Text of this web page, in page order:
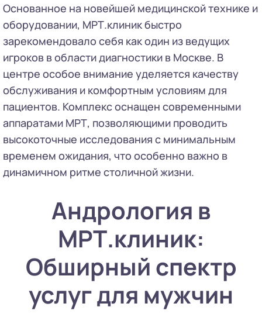
Основанное на новейшей медицинской технике и
оборудовании, МРТ.клиник быстро
зарекомендовало себя как один из ведущих
игроков в области диагностики в Москве. В
центре особое внимание уделяется качеству
обслуживания и комфортным условиям для
пациентов. Комплекс оснащен современными
аппаратами МРТ, позволяющими проводить
высокоточные исследования с минимальным
временем ожидания, что особенно важно в
динамичном ритме столичной жизни.
Андрология в
МРТ.клиник:
Обширный спектр
услуг для мужчин